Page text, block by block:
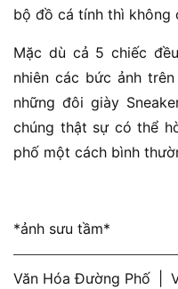
bộ đồ cá tính thì không
Mặc dù cả 5 chiếc
nhiên các bức ảnh
những đôi giày
chúng thật sự có thể
phố một cách bình
*ảnh sưu tầm*
Văn Hóa Đường Phố